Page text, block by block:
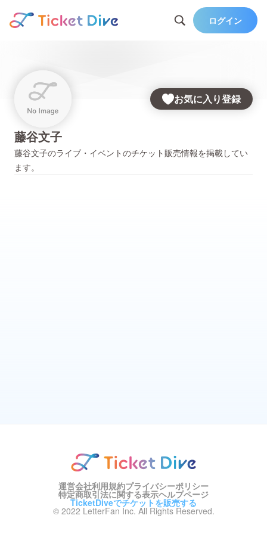
ログイン
お気に入り登録
藤谷文子
藤谷文子のライブ・イベントのチケット販売情報を掲載してい
ます。
運営会社利用規約プライバシーポリシー
特定商取引法に関する表示ヘルプページ
TicketDiveでチケットを販売する
© 2022 LetterFan Inc. All Rights Reserved.